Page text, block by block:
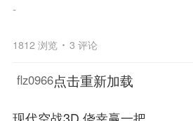
-
1812 浏览 3 评论
flz0966点击重新加载
现代空战3D 侥幸赢一把